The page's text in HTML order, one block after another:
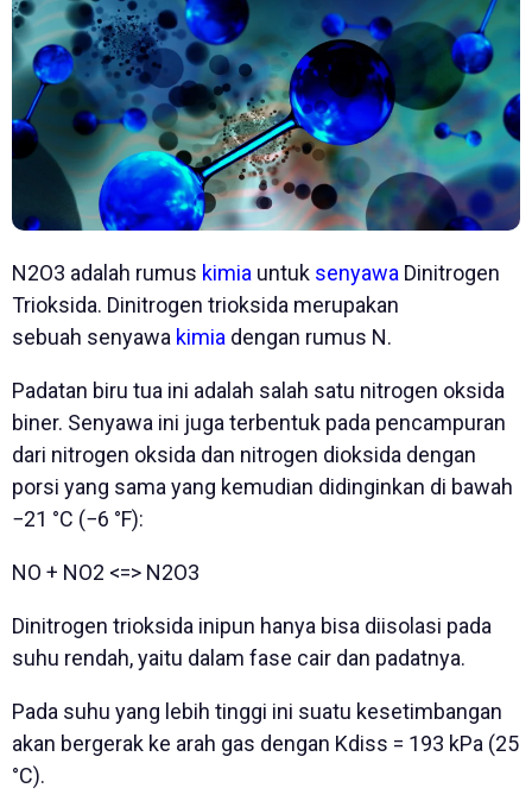
N2O3 adalah rumus kimia untuk senyawa Dinitrogen
Trioksida. Dinitrogen trioksida merupakan
sebuah senyawa kimia dengan rumus N.
Padatan biru tua ini adalah salah satu nitrogen oksida
biner. Senyawa ini juga terbentuk pada pencampuran
dari nitrogen oksida dan nitrogen dioksida dengan
porsi yang sama yang kemudian didinginkan di bawah
−21 °C (−6 °F):
NO + NO2 <=> N2O3
Dinitrogen trioksida inipun hanya bisa diisolasi pada
suhu rendah, yaitu dalam fase cair dan padatnya.
Pada suhu yang lebih tinggi ini suatu kesetimbangan
akan bergerak ke arah gas dengan Kdiss = 193 kPa (25
°C).